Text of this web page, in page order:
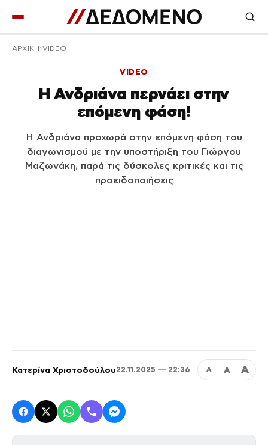
ΑΡΧΙΚΉ VIDEO
VIDEO
Η Ανδριάνα περνάει στην
επόμενη φάση!
Η Ανδριάνα προχωρά στην επόμενη φάση του
διαγωνισμού με την υποστήριξη του Γιώργου
Μαζωνάκη, παρά τις δύσκολες κριτικές και τις
προειδοποιήσεις
Κατερίνα Χριστοδούλου22.11.2025 — 22:36 Α Α Α